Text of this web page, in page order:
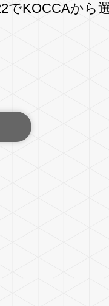
でKOCCAから